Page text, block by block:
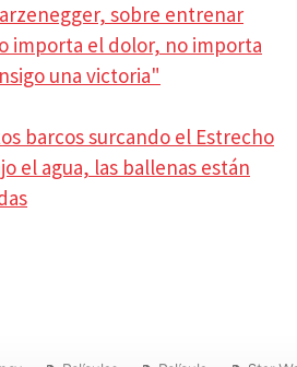
sobre entrenar
importa el dolor, no importa
una victoria"
barcos surcando el Estrecho
el agua, las ballenas están